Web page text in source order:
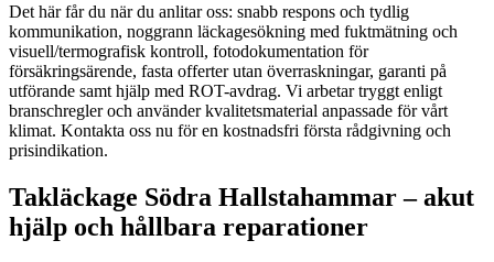
Det här får du när du anlitar oss: snabb respons och tydlig
kommunikation, noggrann läckagesökning med fuktmätning och
visuell/termografisk kontroll, fotodokumentation för
försäkringsärende, fasta offerter utan överraskningar, garanti på
utförande samt hjälp med ROT-avdrag. Vi arbetar tryggt enligt
branschregler och använder kvalitetsmaterial anpassade för vårt
klimat. Kontakta oss nu för en kostnadsfri första rådgivning och
prisindikation.
Takläckage Södra Hallstahammar – akut
hjälp och hållbara reparationer